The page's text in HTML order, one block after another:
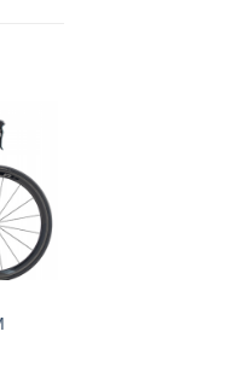
to
wishlist